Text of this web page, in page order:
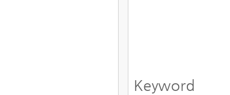
Keyword